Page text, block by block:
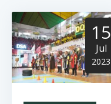
15
Jul
2023